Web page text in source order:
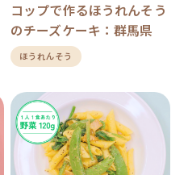
コップで作るほうれんそう
のチーズケーキ：群馬県
ほうれんそう